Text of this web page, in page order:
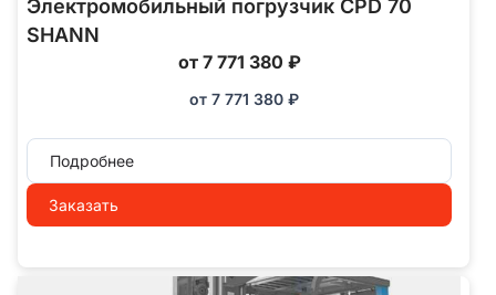
Электромобильный погрузчик CPD 70
SHANN
от 7 771 380 ₽
от 7 771 380 ₽
Подробнее
Заказать